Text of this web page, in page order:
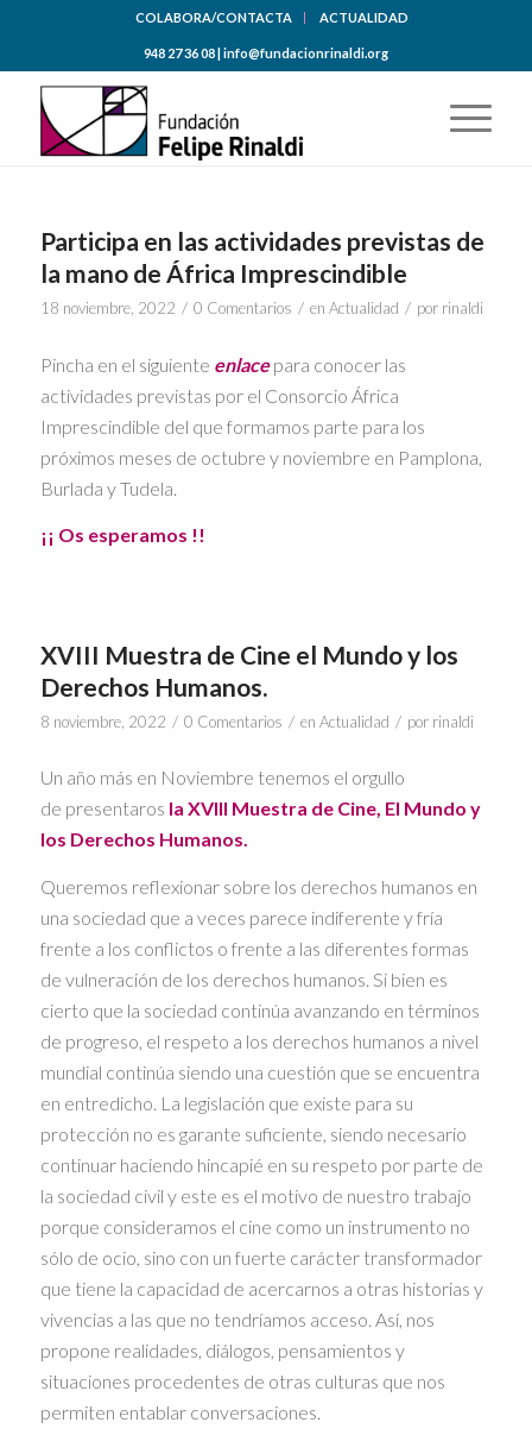
COLABORA/CONTACTA ACTUALIDAD
948 27 36 08 | info@fundacionrinaldi.org
Participa en las actividades previstas de
la mano de África Imprescindible
18 noviembre, 2022 / 0 Comentarios / en Actualidad / por rinaldi
Pincha en el siguiente enlacepara conocer las
actividades previstas por el Consorcio África
Imprescindible del que formamos parte para los
próximos meses de octubre y noviembre en Pamplona,
Burlada y Tudela.
¡¡ Os esperamos !!
XVIII Muestra de Cine el Mundo y los
Derechos Humanos.
8 noviembre, 2022 / 0 Comentarios / en Actualidad / por rinaldi
Un año más en Noviembre tenemos el orgullo
de presentaros la XVIII Muestra de Cine, El Mundo y
los Derechos Humanos.
Queremos reflexionar sobre los derechos humanos en
una sociedad que a veces parece indiferente y fría
frente a los conflictos o frente a las diferentes formas
de vulneración de los derechos humanos. Si bien es
cierto que la sociedad continúa avanzando en términos
de progreso, el respeto a los derechos humanos a nivel
mundial continúa siendo una cuestión que se encuentra
en entredicho. La legislación que existe para su
protección no es garante suficiente, siendo necesario
continuar haciendo hincapié en su respeto por parte de
la sociedad civil y este es el motivo de nuestro trabajo
porque consideramos el cine como un instrumento no
sólo de ocio, sino con un fuerte carácter transformador
que tiene la capacidad de acercarnos a otras historias y
vivencias a las que no tendríamos acceso. Así, nos
propone realidades, diálogos, pensamientos y
situaciones procedentes de otras culturas que nos
permiten entablar conversaciones.